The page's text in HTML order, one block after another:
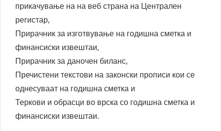
прикачување на на веб страна на Централен
регистар,
Прирачник за изготвување на годишна сметка и
финансиски извештаи,
Прирачник за даночен биланс,
Пречистени текстови на законски прописи кои се
однесуваат на годишна сметка и
Теркови и обрасци во врска со годишна сметка и
финансиски извештаи.